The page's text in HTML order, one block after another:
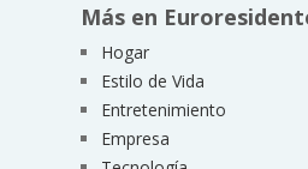
Más en
Hogar
Estilo de Vida
Entretenimiento
Empresa